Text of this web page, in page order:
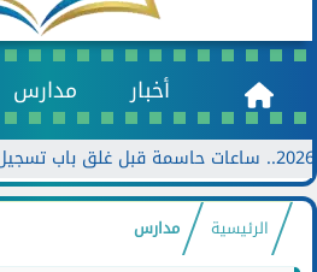
أخبار مدارس
الرئيسية مدارس